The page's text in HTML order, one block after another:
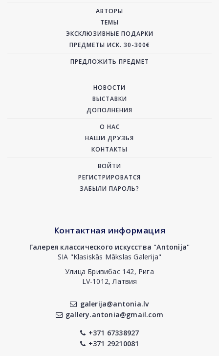
АВТОРЫ
ТЕМЫ
ЭКСКЛЮЗИВНЫЕ ПОДАРКИ
ПРЕДМЕТЫ ИСК. 30-300€
ПРЕДЛОЖИТЬ ПРЕДМЕТ
НОВОСТИ
ВЫСТАВКИ
ДОПОЛНЕНИЯ
О НАС
НАШИ ДРУЗЬЯ
КОНТАКТЫ
ВОЙТИ
РЕГИСТРИРОВАТСЯ
ЗАБЫЛИ ПАРОЛЬ?
Контактная информация
Галерея классического искусства "Antonija"
SIA "Klasiskās Mākslas Galerija"
Улица Бривибас 142, Рига
LV-1012, Латвия
galerija@antonia.lv
gallery.antonia@gmail.com
+371 67338927
+371 29210081